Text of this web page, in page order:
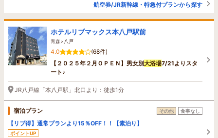
航空券/JR新幹線・特急付プランから探す
ホテルリブマックス本八戸駅前
青森>八戸
4.0
(68件)
【２０２５年２月ＯＰＥＮ】男女別大浴場7/21よりスタ
ート♪
JR八戸線「本八戸駅」北口より：徒歩1分
宿泊プラン その他 食事なし
【リブ得】通常プランより15％OFF！！【素泊り】
ポイントUP